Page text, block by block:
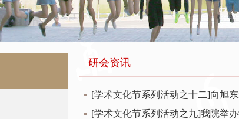
研会资讯
[学术文化节系列活动之十二]向旭
[学术文化节系列活动之九]我院举